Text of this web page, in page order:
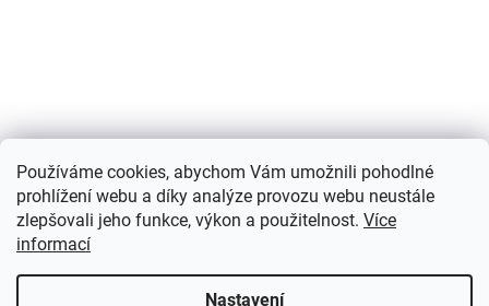
Používáme cookies, abychom Vám umožnili pohodlné
prohlížení webu a díky analýze provozu webu neustále
zlepšovali jeho funkce, výkon a použitelnost. Více
informací
Nastavení